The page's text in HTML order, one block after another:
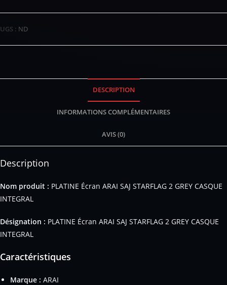
UGS : ND
DESCRIPTION
INFORMATIONS COMPLÉMENTAIRES
AVIS (0)
Description
Nom produit : PLATINE Écran ARAI SAJ STARFLAG 2 GREY CASQUE
INTEGRAL
Désignation : PLATINE Écran ARAI SAJ STARFLAG 2 GREY CASQUE
INTEGRAL
Caractéristiques
Marque : ARAI